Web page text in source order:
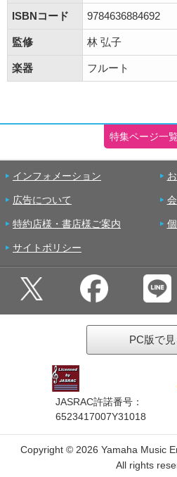
ISBNコード 9784636884692
監修 林 弘子
楽器 フルート
特集ページ一
インフォメーション
広告について
特約店様・書店様ご案内
サイトポリシー
PC版で見
JASRAC許諾番号：
6523417007Y31018
Copyright © 2026 Yamaha Music
All rights